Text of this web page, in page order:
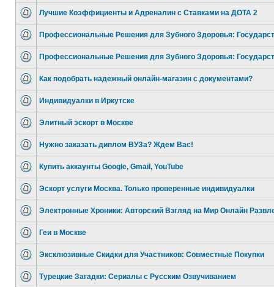
Лучшие Коэффициенты и Адреналин с Ставками на ДОТА 2
Профессиональные Решения для Зубного Здоровья:
Профессиональные Решения для Зубного Здоровья:
Как подобрать надежный онлайн-магазин с документами?
Индивидуалки в Иркутске
Элитный эскорт в Москве
Нужно заказать диплом ВУЗа? Ждем Вас!
Купить аккаунты Google, Gmail, YouTube
Эскорт услуги Москва. Только проверенные индивидуалки
Электронные Хроники: Авторский Взгляд на Мир Онлайн
Геи в Москве
Эксклюзивные Скидки для Участников: Совместные Покупки
Турецкие Загадки: Сериалы с Русским Озвучиванием